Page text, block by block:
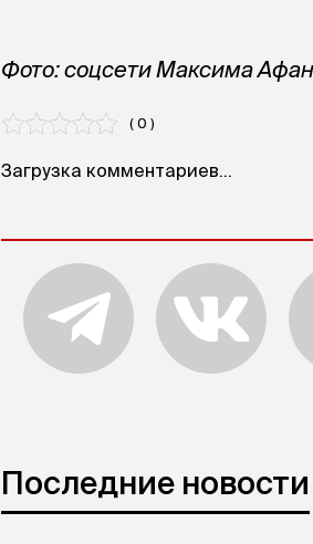
Фото: соцсети Максима
( 0 )
Загрузка комментариев...
Последние новости